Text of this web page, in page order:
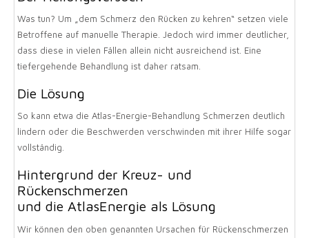
Was tun? Um „dem Schmerz den Rücken zu kehren“ setzen viele
Betroffene auf manuelle Therapie. Jedoch wird immer deutlicher,
dass diese in vielen Fällen allein nicht ausreichend ist. Eine
tiefergehende Behandlung ist daher ratsam.
Die Lösung
So kann etwa die Atlas-Energie-Behandlung Schmerzen deutlich
lindern oder die Beschwerden verschwinden mit ihrer Hilfe sogar
vollständig.
Hintergrund der Kreuz- und
Rückenschmerzen
und die AtlasEnergie als Lösung
Wir können den oben genannten Ursachen für Rückenschmerzen